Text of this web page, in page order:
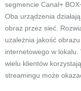
segmencie Canal+
Oba urządzenia
obraz przez sieć.
uzależnia jakość
internetowego w lokalu.
wielu klientów
streamingu może